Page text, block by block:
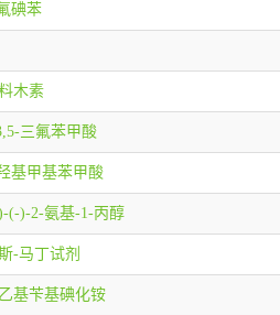
碘苯
木素
三氟苯甲酸
基甲基苯甲酸
(-)-2-氨基-1-丙醇
-马丁试剂
基苄基碘化铵